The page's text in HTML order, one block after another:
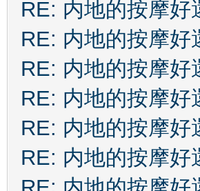
RE: 内地的按摩好
RE: 内地的按摩好
RE: 内地的按摩好
RE: 内地的按摩好
RE: 内地的按摩好
RE: 内地的按摩好